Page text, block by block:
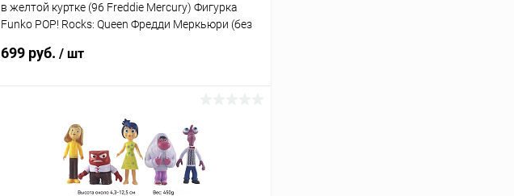
в желтой куртке (96 Freddie Mercury) Фигурка
Funko POP! Rocks: Queen Фредди Меркьюри (без
699 руб. / шт
В корзину
Купить в 1 клик Сравнение
В наличии